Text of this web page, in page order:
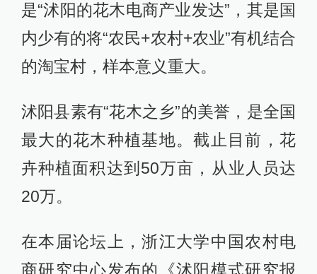
是“沭阳的花木电商产业发达”，其是国
内少有的将“农民+农村+农业”有机结合
的淘宝村，样本意义重大。
沭阳县素有“花木之乡”的美誉，是全国
最大的花木种植基地。截止目前，花
卉种植面积达到50万亩，从业人员达
20万。
在本届论坛上，浙江大学中国农村电
商研究中心发布的《沭阳模式研究报